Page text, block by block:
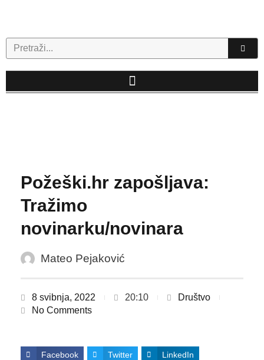
Search
Požeški.hr zapošljava:
Tražimo
novinarku/novinara
Mateo Pejaković
8 svibnja, 2022 20:10
Društvo
No Comments
Facebook Twitter LinkedIn